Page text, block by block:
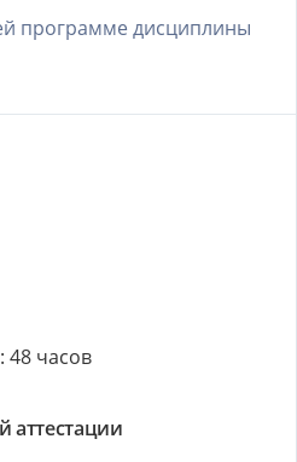
программе дисциплины
48 часов